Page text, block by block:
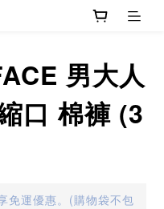
男大人
口 棉褲 (3
免運優惠。(購物袋不包